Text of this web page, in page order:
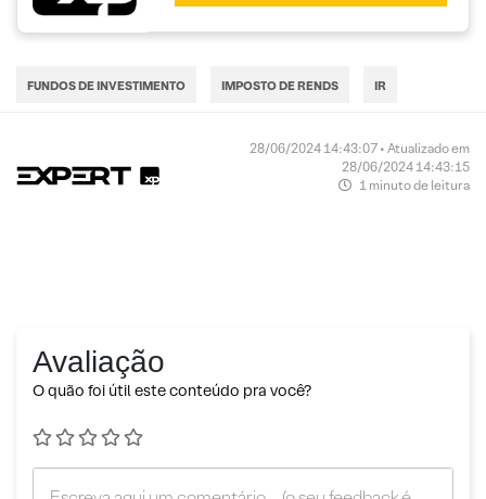
FUNDOS DE INVESTIMENTO IMPOSTO DE RENDS IR
28/06/2024 14:43:07 • Atualizado em
28/06/2024 14:43:15
1 minuto de leitura
Avaliação
O quão foi útil este conteúdo pra você?